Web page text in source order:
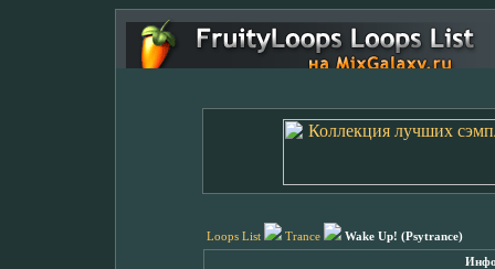
Loops List Trance Wake Up! (Psytrance)